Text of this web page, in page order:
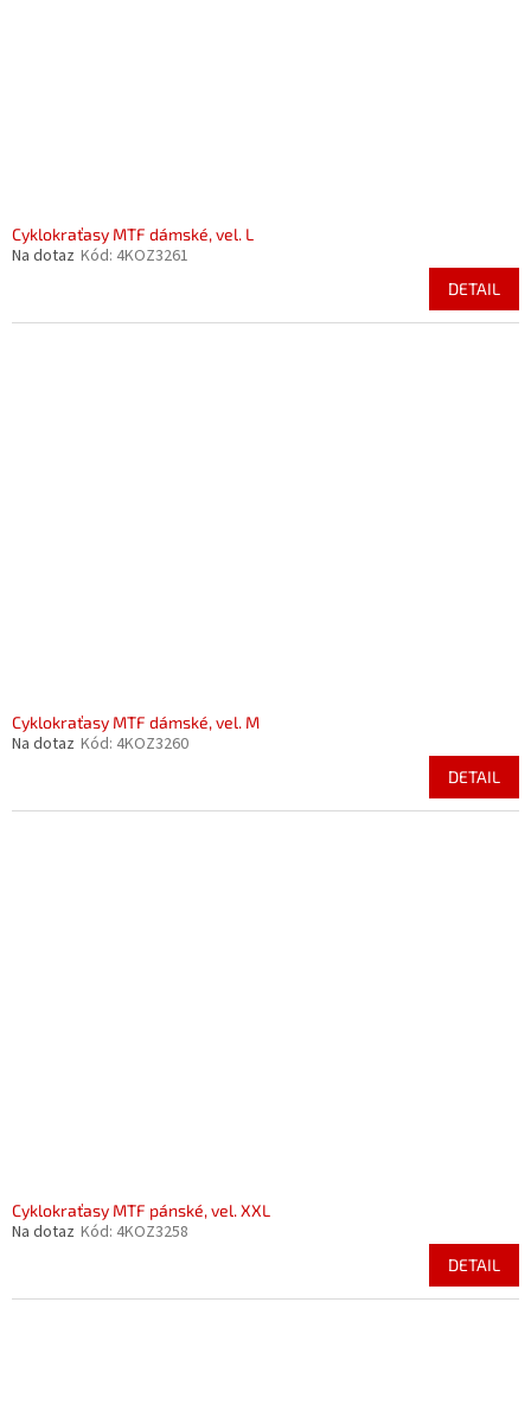
Cyklokraťasy MTF dámské, vel. L
Na dotaz Kód: 4KOZ3261
DETAIL
Cyklokraťasy MTF dámské, vel. M
Na dotaz Kód: 4KOZ3260
DETAIL
Cyklokraťasy MTF pánské, vel. XXL
Na dotaz Kód: 4KOZ3258
DETAIL